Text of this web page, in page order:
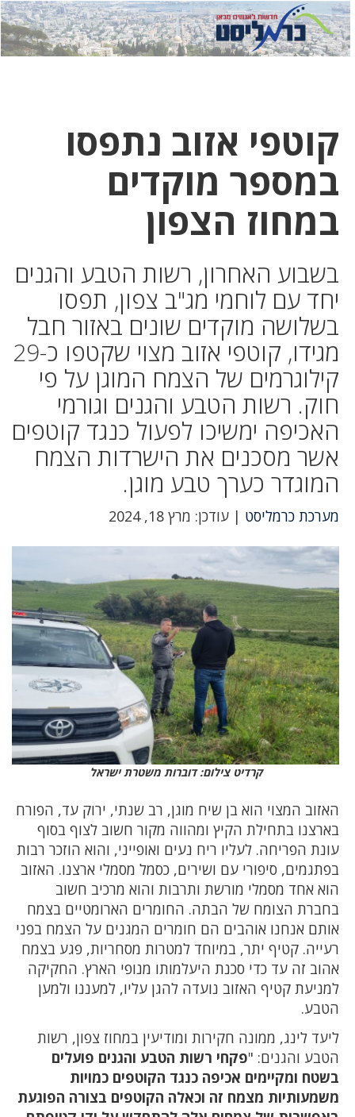
לחץ
כאן
לחץ
כדי
קוטפי אזוב נתפסו
במספר מוקדים
במחוז הצפון
בשבוע האחרון, רשות הטבע והגנים
יחד עם לוחמי מג"ב צפון, תפסו
בשלושה מוקדים שונים באזור חבל
מגידו, קוטפי אזוב מצוי שקטפו כ-29
קילוגרמים של הצמח המוגן על פי
חוק. רשות הטבע והגנים וגורמי
האכיפה ימשיכו לפעול כנגד קוטפים
אשר מסכנים את הישרדות הצמח
המוגדר כערך טבע מוגן.
מערכת כרמליסט | עודכן: מרץ 18, 2024
קרדיט צילום: דוברות משטרת ישראל
האזוב המצוי הוא בן שיח מוגן, רב שנתי, ירוק עד, הפורח
בארצנו בתחילת הקיץ ומהווה מקור חשוב לצוף בסוף
עונת הפריחה. לעליו ריח נעים ואופייני, והוא הוזכר רבות
בפתגמים, סיפורי עם ושירים, כסמל מסמלי ארצנו. האזוב
הוא אחד מסמלי מורשת ותרבות והוא מרכיב חשוב
בחברת הצומח של הבתה. החומרים הארומטיים בצמח
אותם אנחנו אוהבים הם חומרים המגנים על הצמח בפני
רעייה. קטיף יתר, במיוחד למטרות מסחריות, פגע בצמח
אהוב זה עד כדי סכנת היעלמותו מנופי הארץ. החקיקה
למניעת קטיף האזוב נועדה להגן עליו, למעננו ולמען
הטבע.
ליעד לינג, ממונה חקירות ומודיעין במחוז צפון, רשות
הטבע והגנים: "פקחי רשות הטבע והגנים פועלים
בשטח ומקיימים אכיפה כנגד הקוטפים כמויות
משמעותיות מצמח זה וכאלה הקוטפים בצורה הפוגעת